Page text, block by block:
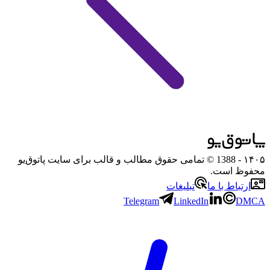
۱۴۰۵
- 1388 © تمامی حقوق مطالب و قالب برای سایت پاتوق‌یو
محفوظ است.
ارتباط با ما
تبلیغات
Telegram
LinkedIn DMCA